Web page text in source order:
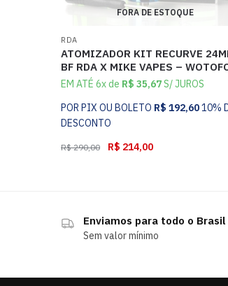
FORA DE ESTOQUE
RDA
ATOMIZADOR KIT RECURVE
BF RDA X MIKE VAPES –
EM ATÉ 6x de R$ 35,67S/ JUROS
POR PIX OU BOLETO R$ 192,6010%
DESCONTO
R$290,00 R$ 214,00
Enviamos para todo o Brasil
Sem valor mínimo